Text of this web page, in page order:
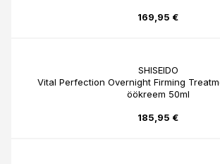
169,95 €
SHISEIDO
Vital Perfection Overnight Firming
öökreem 50ml
185,95 €